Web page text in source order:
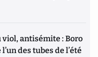
antisémite : Boro
des tubes de l’été